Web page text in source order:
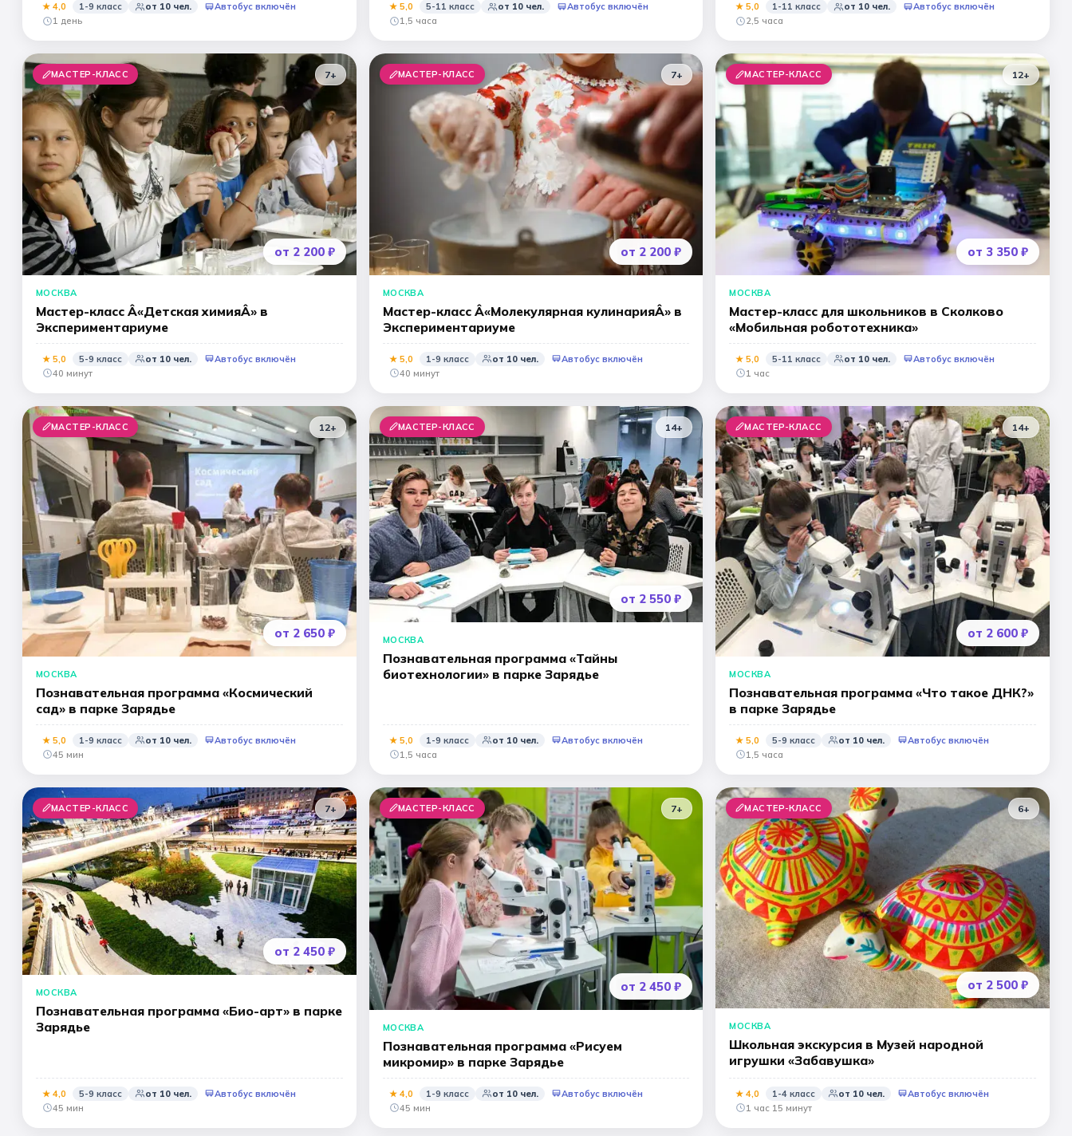
★ 4,0 1-9 класс от 10 чел.
Автобус включён
1 день
★ 5,0 5-11 класс от 10чел.
Автобус включён
1,5 часа
★5,0 1-11 класс от 10 чел.
Автобус включён
2,5 часа
МАСТЕР-КЛАСС 7+
от 2 200 ₽
МОСКВА
Мастер-класс Â«Детская химияÂ» в
Экспериментариуме
★ 5,0 5-9 класс от 10 чел.
Автобус включён
40 минут
МАСТЕР-КЛАСС 7+
от 2 200 ₽
МОСКВА
Мастер-класс Â«Молекулярная кулинарияÂ» в
Экспериментариуме
★ 5,0 1-9 класс от 10чел.
Автобус включён
40 минут
МАСТЕР-КЛАСС 12+
от 3 350 ₽
МОСКВА
Мастер-класс для школьников в Сколково
«Мобильная робототехника»
★5,0 5-11 класс от 10 чел.
Автобус включён
1 час
МАСТЕР-КЛАСС 12+
от 2 650 ₽
МОСКВА
Познавательная программа «Космический
сад» в парке Зарядье
★ 5,0 1-9 класс от 10 чел.
Автобус включён
45 мин
МАСТЕР-КЛАСС 14+
от 2 550 ₽
МОСКВА
Познавательная программа «Тайны
биотехнологии» в парке Зарядье
★ 5,0 1-9 класс от 10чел.
Автобус включён
1,5 часа
МАСТЕР-КЛАСС 14+
от 2 600 ₽
МОСКВА
Познавательная программа «Что такое ДНК?»
в парке Зарядье
★5,0 5-9 класс от 10 чел.
Автобус включён
1,5 часа
МАСТЕР-КЛАСС 7+
от 2 450 ₽
МОСКВА
Познавательная программа «Био-арт» в парке
Зарядье
★ 4,0 5-9 класс от 10 чел.
Автобус включён
45 мин
МАСТЕР-КЛАСС 7+
от 2 450 ₽
МОСКВА
Познавательная программа «Рисуем
микромир» в парке Зарядье
★ 4,0 1-9 класс от 10чел.
Автобус включён
45 мин
МАСТЕР-КЛАСС 6+
от 2 500 ₽
МОСКВА
Школьная экскурсия в Музей народной
игрушки «Забавушка»
★4,0 1-4 класс от 10 чел.
Автобус включён
1 час 15 минут